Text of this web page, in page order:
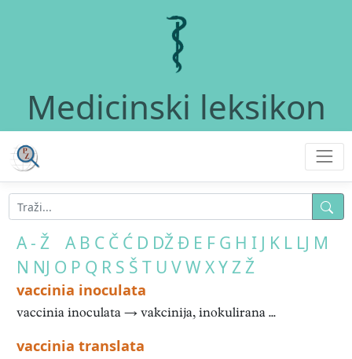
Medicinski leksikon
A - Ž A B C Č Ć D DŽĐ E F G H I J K L LJ M
N NJ O P Q R S Š T U VW XYZŽ
vaccinia inoculata
vaccinia inoculata → vakcinija, inokulirana ...
vaccinia translata